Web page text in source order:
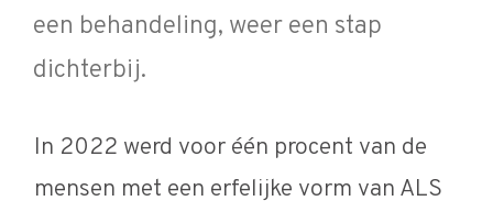
een behandeling, weer een stap
dichterbij.
In 2022 werd voor één procent van de
mensen met een erfelijke vorm van ALS